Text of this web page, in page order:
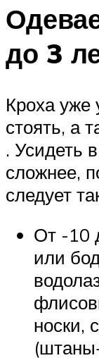
до 3
Кроха уже
стоять, а
. Усидеть
сложнее,
следует
От -10
или
носки,